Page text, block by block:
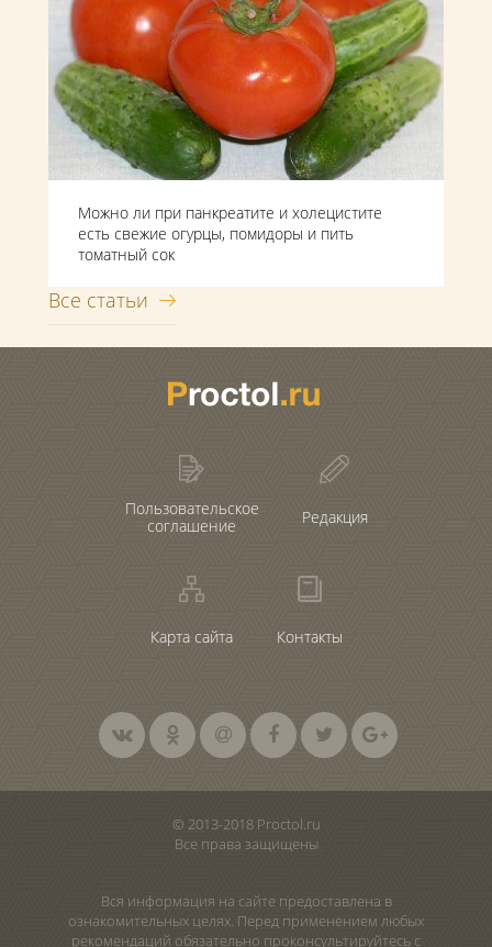
Можно ли при панкреатите и холецистите
есть свежие огурцы, помидоры и пить
томатный сок
Все статьи
Пользовательское
соглашение
Редакция
Карта сайта Контакты
© 2013-2018 Proctol.ru
Все права защищены
Вся информация на сайте предоставлена в
ознакомительных целях. Перед применением любых
рекомендаций обязательно проконсультируйтесь с